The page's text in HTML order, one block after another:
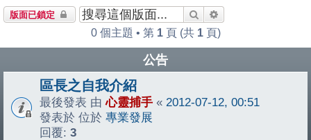
版面已鎖定 搜尋
0 個主題 • 第 1頁 (共 1頁)
公告
區長之自我介紹
最後發表 由心靈捕手 « 2012-07-12, 00:51
發表於 位於 專業發展
回覆: 3